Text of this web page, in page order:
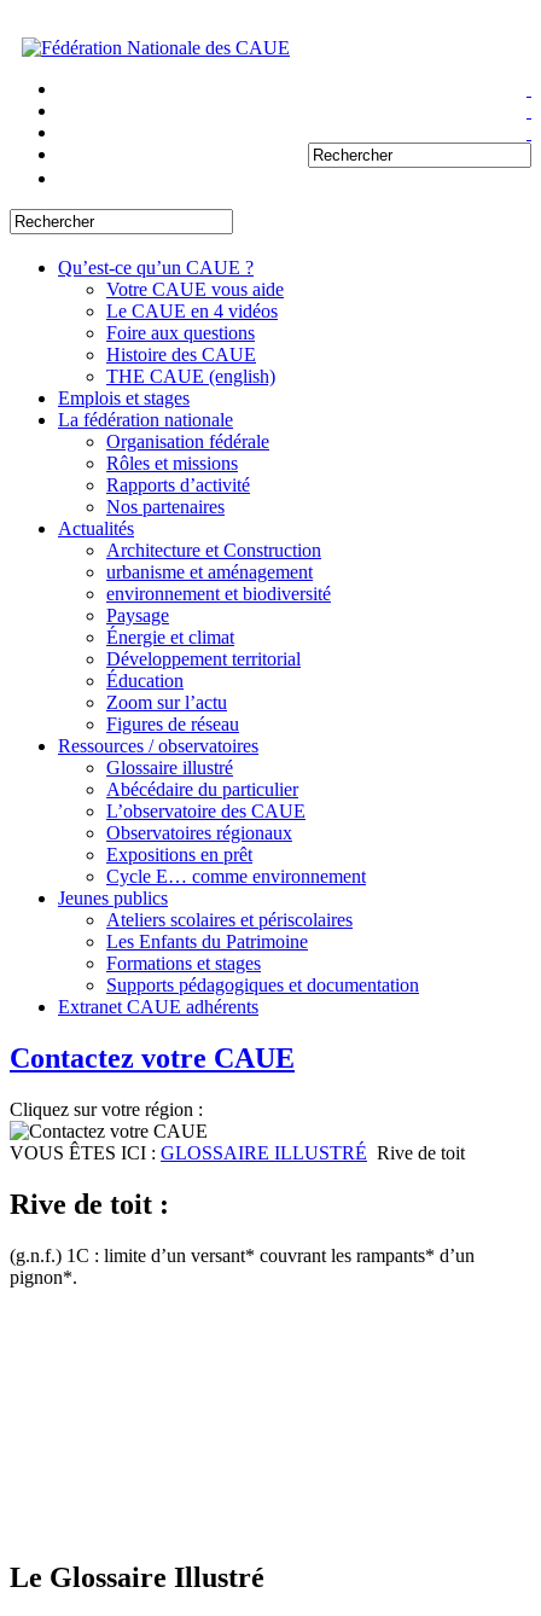
Qu’est-ce qu’un CAUE ?
Votre CAUE vous aide
Le CAUE en 4 vidéos
Foire aux questions
Histoire des CAUE
THE CAUE (english)
Emplois et stages
La fédération nationale
Organisation fédérale
Rôles et missions
Rapports d’activité
Nos partenaires
Actualités
Architecture et Construction
urbanisme et aménagement
environnement et biodiversité
Paysage
Énergie et climat
Développement territorial
Éducation
Zoom sur l’actu
Figures de réseau
Ressources / observatoires
Glossaire illustré
Abécédaire du particulier
L’observatoire des CAUE
Observatoires régionaux
Expositions en prêt
Cycle E… comme environnement
Jeunes publics
Ateliers scolaires et périscolaires
Les Enfants du Patrimoine
Formations et stages
Supports pédagogiques et documentation
Extranet CAUE adhérents
Contactez votre CAUE
Cliquez sur votre région :
VOUS ÊTES ICI : GLOSSAIRE ILLUSTRÉ Rive de toit
Rive de toit :
(g.n.f.) 1C : limite d’un versant* couvrant les rampants* d’un
pignon*.
Le Glossaire Illustré